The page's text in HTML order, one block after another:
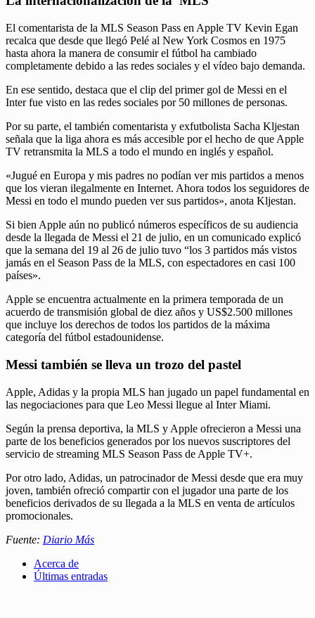
El comentarista de la MLS Season Pass en Apple TV Kevin Egan
recalca que desde que llegó Pelé al New York Cosmos en 1975
hasta ahora la manera de consumir el fútbol ha cambiado
completamente debido a las redes sociales y el vídeo bajo demanda.
En ese sentido, destaca que el clip del primer gol de Messi en el
Inter fue visto en las redes sociales por 50 millones de personas.
Por su parte, el también comentarista y exfutbolista Sacha Kljestan
señala que la liga ahora es más accesible por el hecho de que Apple
TV retransmita la MLS a todo el mundo en inglés y español.
«Jugué en Europa y mis padres no podían ver mis partidos a menos
que los vieran ilegalmente en Internet. Ahora todos los seguidores de
Messi en todo el mundo pueden ver sus partidos», anota Kljestan.
Si bien Apple aún no publicó números específicos de su audiencia
desde la llegada de Messi el 21 de julio, en un comunicado explicó
que la semana del 19 al 26 de julio tuvo “los 3 partidos más vistos
jamás en el Season Pass de la MLS, con espectadores en casi 100
países».
Apple se encuentra actualmente en la primera temporada de un
acuerdo de transmisión global de diez años y US$2.500 millones
que incluye los derechos de todos los partidos de la máxima
categoría del fútbol estadounidense.
Messi también se lleva un trozo del pastel
Apple, Adidas y la propia MLS han jugado un papel fundamental en
las negociaciones para que Leo Messi llegue al Inter Miami.
Según la prensa deportiva, la MLS y Apple ofrecieron a Messi una
parte de los beneficios generados por los nuevos suscriptores del
servicio de streaming MLS Season Pass de Apple TV+.
Por otro lado, Adidas, un patrocinador de Messi desde que era muy
joven, también ofreció compartir con el jugador una parte de los
beneficios derivados de su llegada a la MLS en venta de artículos
promocionales.
Fuente: Diario Más
Acerca de
Últimas entradas